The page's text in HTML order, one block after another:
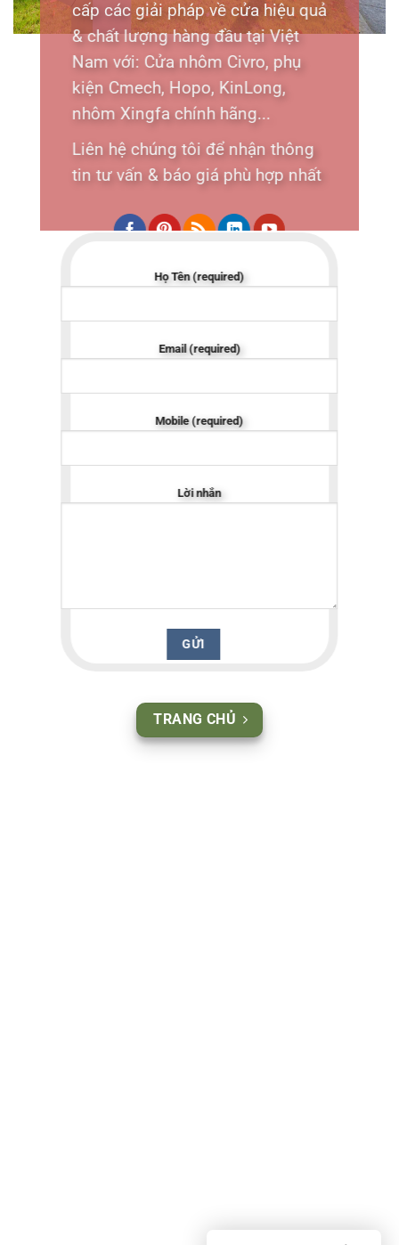
cấp các giải pháp về cửa hiệu quả
& chất lượng hàng đầu tại Việt
Nam với: Cửa nhôm Civro, phụ
kiện Cmech, Hopo, KinLong,
nhôm Xingfa chính hãng...
Liên hệ chúng tôi để nhận thông
tin tư vấn & báo giá phù hợp nhất
Họ Tên (required)
Email (required)
Mobile (required)
Lời nhắn
TRANG CHỦ